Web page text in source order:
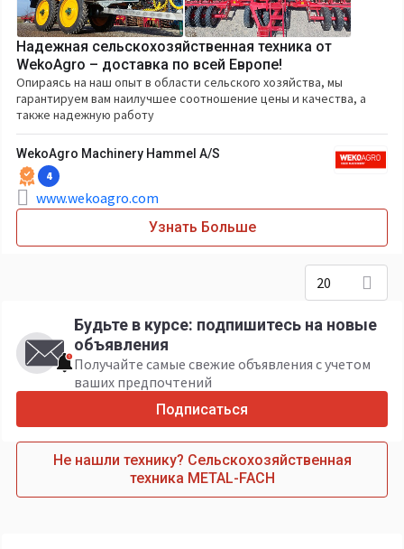
Надежная сельскохозяйственная техника от
WekoAgro – доставка по всей Европе!
Опираясь на наш опыт в области сельского хозяйства, мы
гарантируем вам наилучшее соотношение цены и качества, а
также надежную работу
WekoAgro Machinery Hammel A/S
4
www.wekoagro.com
Узнать Больше
20
Будьте в курсе: подпишитесь на новые
объявления
Получайте самые свежие объявления с учетом
ваших предпочтений
Подписаться
Не нашли технику? Сельскохозяйственная
техника METAL-FACH